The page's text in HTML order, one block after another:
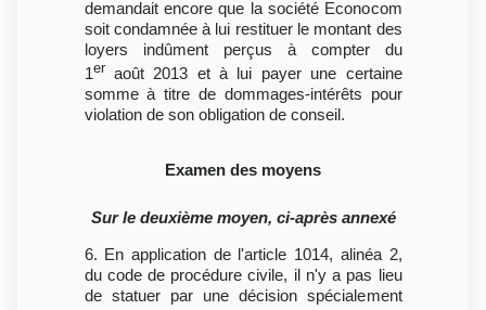
demandait encore que la société Econocom
soit condamnée à lui restituer le montant des
loyers indûment perçus à compter du
1er
août 2013 et à lui payer une certaine
somme à titre de dommages-intérêts pour
violation de son obligation de conseil.
Examen des moyens
Sur le deuxième moyen, ci-après annexé
6. En application de l'article 1014, alinéa 2,
du code de procédure civile, il n'y a pas lieu
de statuer par une décision spécialement